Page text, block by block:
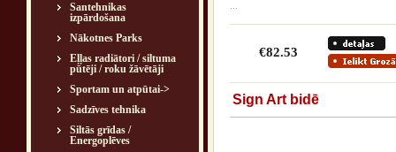
Santehnikas
izpārdošana
Nākotnes Parks
Eļļas radiātori / siltuma
pūtēji / roku žāvētāji
Sportam un atpūtai->
Sadzīves tehnika
Siltās grīdas /
Energoplēves
€82.53
Sign Art bidē